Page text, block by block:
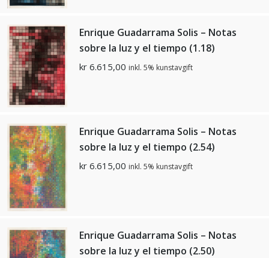
Enrique Guadarrama Solis – Notas
sobre la luz y el tiempo (1.18)
kr 6.615,00 inkl. 5% kunstavgift
Enrique Guadarrama Solis – Notas
sobre la luz y el tiempo (2.54)
kr 6.615,00 inkl. 5% kunstavgift
Enrique Guadarrama Solis – Notas
sobre la luz y el tiempo (2.50)